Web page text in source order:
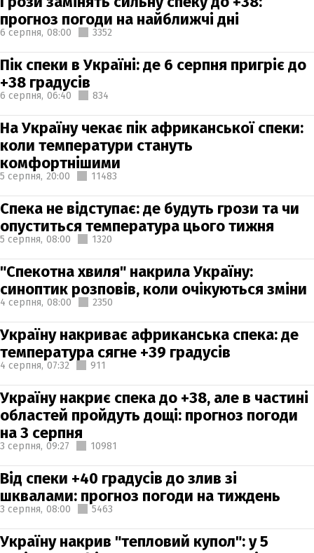
прогноз погоди на найближчі дні
6 серпня, 08:00 3352
Пік спеки в Україні: де 6 серпня пригріє до
+38 градусів
6 серпня, 06:40 834
На Україну чекає пік африканської спеки:
коли температури стануть
комфортнішими
5 серпня, 20:00 11483
Спека не відступає: де будуть грози та чи
опуститься температура цього тижня
5 серпня, 08:00 1320
"Спекотна хвиля" накрила Україну:
синоптик розповів, коли очікуються зміни
4 серпня, 08:00 2350
Україну накриває африканська спека: де
температура сягне +39 градусів
4 серпня, 07:32 911
Україну накриє спека до +38, але в частині
областей пройдуть дощі: прогноз погоди
на 3 серпня
3 серпня, 09:27 10981
Від спеки +40 градусів до злив зі
шквалами: прогноз погоди на тиждень
3 серпня, 08:00 5463
Україну накрив "тепловий купол": у 5